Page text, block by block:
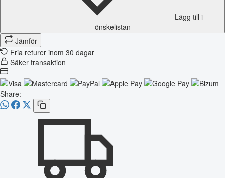
Lägg till i
önskelistan
Jämför
Fria returer inom 30 dagar
Säker transaktion
Share: